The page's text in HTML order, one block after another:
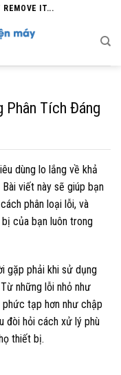
REMOVE IT...
Phân Tích Đáng
dùng lo lắng về khả
viết này sẽ giúp bạn
phân loại lỗi, và
của bạn luôn trong
gặp phải khi sử dụng
những lỗi nhỏ như
phức tạp hơn như chập
đòi hỏi cách xử lý phù
thiết bị.